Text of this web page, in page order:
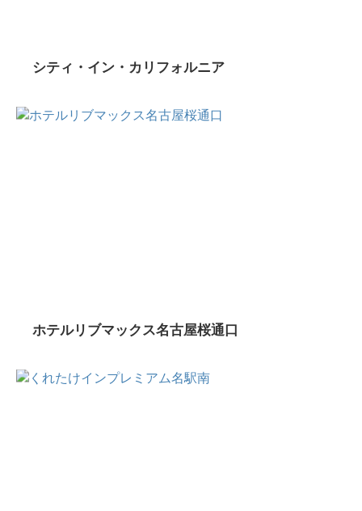
シティ・イン・カリフォルニア
ホテルリブマックス名古屋桜通口